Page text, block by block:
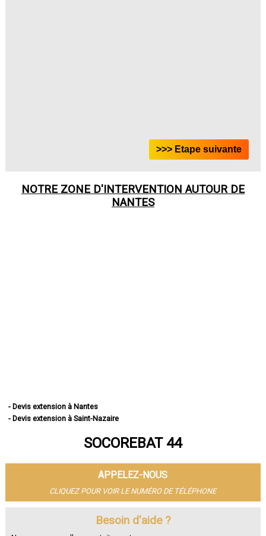
NOTRE ZONE D'INTERVENTION AUTOUR DE
NANTES
- Devis extension à Nantes
- Devis extension à Saint-Nazaire
- Devis extension à Rezé
- Devis extension à Orvault
- Devis extension à Couëron
- Devis extension à Carquefou
- Devis extension à La Chapelle-sur-Erdre
- Devis extension à Bouguenais
SOCOREBAT 44
APPELEZ-NOUS
CLIQUEZ POUR VOIR LE NUMÉRO DE TÉLÉPHONE
Besoin d'aide ?